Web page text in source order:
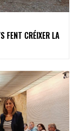
FENT CRÉIXER LA